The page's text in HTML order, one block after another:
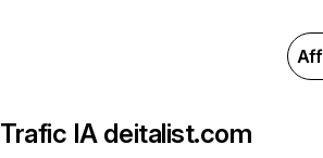
Trafic IA deitalist.com